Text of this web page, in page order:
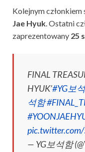
Kolejnym
Jae Hyuk. Ostatni
zaprezentowany 25
FINAL
HYUK’#YG보
석함
— YG보석함